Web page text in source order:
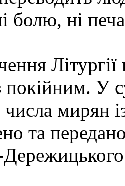
болю, ні
У
числа мирян
та